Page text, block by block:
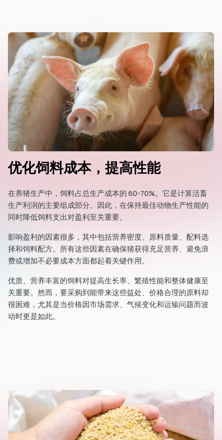
优化饲料成本，提高性能
在养猪生产中，饲料占总生产成本的 60-70%。它是计算活畜
生产利润的主要组成部分。因此，在保持最佳动物生产性能的
同时降低饲料支出对盈利至关重要。
影响盈利的因素很多，其中包括营养密度、原料质量、配料选
择和饲料配方。所有这些因素在确保猪获得充足营养、避免浪
费或增加不必要成本方面都起着关键作用。
优质、营养丰富的饲料对提高生长率、繁殖性能和整体健康至
关重要。然而，要采购到能带来这些益处、价格合理的原料却
很困难，尤其是当价格因市场需求、气候变化和运输问题而波
动时更是如此。